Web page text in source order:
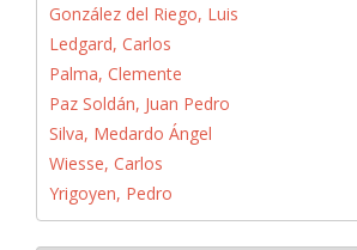
González del Riego, Luis
Ledgard, Carlos
Palma, Clemente
Paz Soldán, Juan Pedro
Silva, Medardo Ángel
Wiesse, Carlos
Yrigoyen, Pedro